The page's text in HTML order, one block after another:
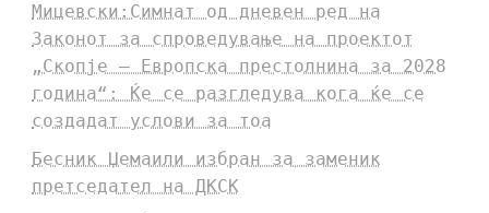
Мицевски:Симнат од дневен ред на
Законот за спроведување на проектот
„Скопје – Европска престолнина за 2028
година“: Ќе се разгледува кога ќе се
создадат услови за тоа
Бесник Џемаили избран за заменик
претседател на ДКСК